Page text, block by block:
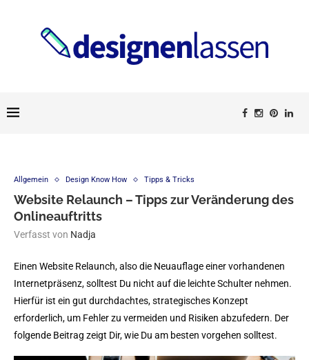
Allgemein Design Know How Tipps & Tricks
Website Relaunch – Tipps zur Veränderung des
Onlineauftritts
Verfasst von Nadja
Einen Website Relaunch, also die Neuauflage einer vorhandenen
Internetpräsenz, solltest Du nicht auf die leichte Schulter nehmen.
Hierfür ist ein gut durchdachtes, strategisches Konzept
erforderlich, um Fehler zu vermeiden und Risiken abzufedern. Der
folgende Beitrag zeigt Dir, wie Du am besten vorgehen solltest.